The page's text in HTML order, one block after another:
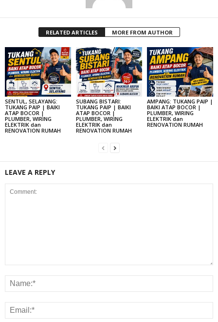
RELATED ARTICLES MORE FROM AUTHOR
SENTUL, SELAYANG:
TUKANG PAIP | BAIKI
ATAP BOCOR |
PLUMBER, WIRING
ELEKTRIK dan
RENOVATION RUMAH
SUBANG BISTARI:
TUKANG PAIP | BAIKI
ATAP BOCOR |
PLUMBER, WIRING
ELEKTRIK dan
RENOVATION RUMAH
AMPANG: TUKANG PAIP |
BAIKI ATAP BOCOR |
PLUMBER, WIRING
ELEKTRIK dan
RENOVATION RUMAH
LEAVE A REPLY